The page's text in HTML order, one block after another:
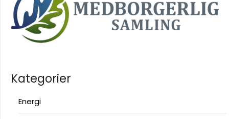
Kategorier
Energi